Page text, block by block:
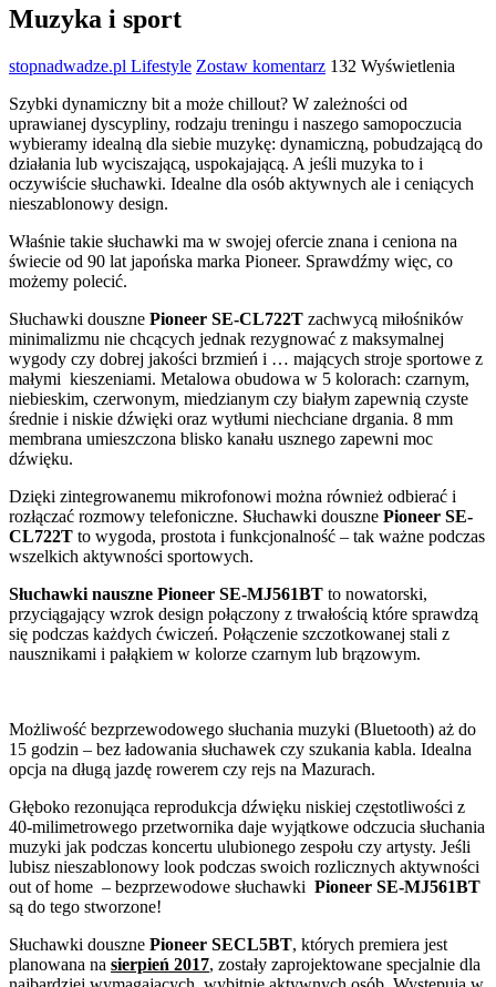
Muzyka i sport
stopnadwadze.pl Lifestyle Zostaw komentarz 132 Wyświetlenia
Szybki dynamiczny bit a może chillout? W zależności od
uprawianej dyscypliny, rodzaju treningu i naszego samopoczucia
wybieramy idealną dla siebie muzykę: dynamiczną, pobudzającą do
działania lub wyciszającą, uspokajającą. A jeśli muzyka to i
oczywiście słuchawki. Idealne dla osób aktywnych ale i ceniących
nieszablonowy design.
Właśnie takie słuchawki ma w swojej ofercie znana i ceniona na
świecie od 90 lat japońska marka Pioneer. Sprawdźmy więc, co
możemy polecić.
Słuchawki douszne Pioneer SE-CL722T zachwycą miłośników
minimalizmu nie chcących jednak rezygnować z maksymalnej
wygody czy dobrej jakości brzmień i … mających stroje sportowe z
małymi kieszeniami. Metalowa obudowa w 5 kolorach: czarnym,
niebieskim, czerwonym, miedzianym czy białym zapewnią czyste
średnie i niskie dźwięki oraz wytłumi niechciane drgania. 8 mm
membrana umieszczona blisko kanału usznego zapewni moc
dźwięku.
Dzięki zintegrowanemu mikrofonowi można również odbierać i
rozłączać rozmowy telefoniczne. Słuchawki douszne Pioneer SE-
CL722T to wygoda, prostota i funkcjonalność – tak ważne podczas
wszelkich aktywności sportowych.
Słuchawki nauszne Pioneer SE-MJ561BT to nowatorski,
przyciągający wzrok design połączony z trwałością które sprawdzą
się podczas każdych ćwiczeń. Połączenie szczotkowanej stali z
nausznikami i pałąkiem w kolorze czarnym lub brązowym.
Możliwość bezprzewodowego słuchania muzyki (Bluetooth) aż do
15 godzin – bez ładowania słuchawek czy szukania kabla. Idealna
opcja na długą jazdę rowerem czy rejs na Mazurach.
Głęboko rezonująca reprodukcja dźwięku niskiej częstotliwości z
40-milimetrowego przetwornika daje wyjątkowe odczucia słuchania
muzyki jak podczas koncertu ulubionego zespołu czy artysty. Jeśli
lubisz nieszablonowy look podczas swoich rozlicznych aktywności
out of home – bezprzewodowe słuchawki Pioneer SE-MJ561BT
są do tego stworzone!
Słuchawki douszne Pioneer SECL5BT, których premiera jest
planowana na sierpień 2017, zostały zaprojektowane specjalnie dla